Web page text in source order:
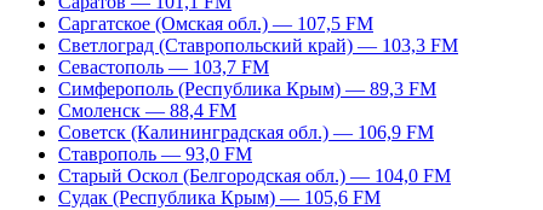
Саргатское (Омская обл.) — 107,5 FM
Светлоград (Ставропольский край) — 103,3 FM
Севастополь — 103,7 FM
Симферополь (Республика Крым) — 89,3 FM
Смоленск — 88,4 FM
Советск (Калининградская обл.) — 106,9 FM
Ставрополь — 93,0 FM
Старый Оскол (Белгородская обл.) — 104,0 FM
Судак (Республика Крым) — 105,6 FM